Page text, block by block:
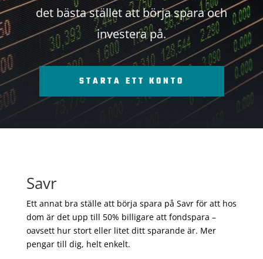
det bästa stället att börja spara och
investera på.
STARTA ETT KONTO
Savr
Ett annat bra ställe att börja spara på Savr för att hos
dom är det upp till 50% billigare att fondspara –
oavsett hur stort eller litet ditt sparande är. Mer
pengar till dig, helt enkelt.